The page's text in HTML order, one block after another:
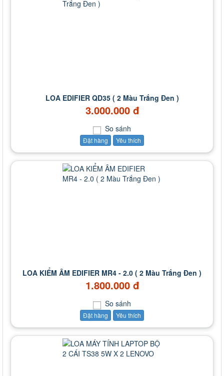
LOA EDIFIER QD35 ( 2 Màu Trắng Đen )
3.000.000 đ
So sánh
Đặt hàng Yêu thích
LOA KIỂM ÂM EDIFIER MR4 - 2.0 ( 2 Màu Trắng Đen )
1.800.000 đ
So sánh
Đặt hàng Yêu thích